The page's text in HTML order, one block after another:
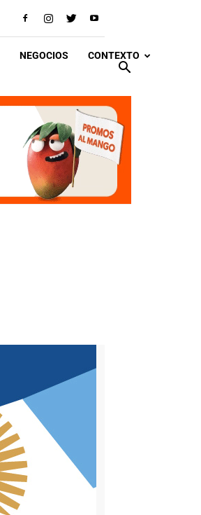
NEGOCIOS CONTEXTO